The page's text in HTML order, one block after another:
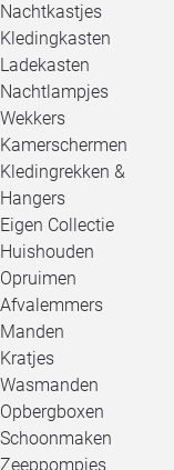
Nachtkastjes
Kledingkasten
Ladekasten
Nachtlampjes
Wekkers
Kamerschermen
Kledingrekken &
Hangers
Eigen Collectie
Huishouden
Opruimen
Afvalemmers
Manden
Kratjes
Wasmanden
Opbergboxen
Schoonmaken
Zeeppompjes